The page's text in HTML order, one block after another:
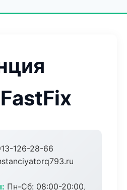
126-28-66
Пн-Сб: 08:00-20:00,